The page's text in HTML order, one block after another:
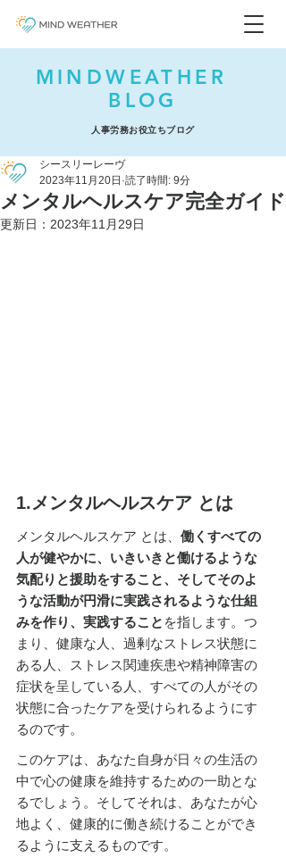
MINDWEATHER
BLOG
人事労務お役立ちブログ
メンタルヘルスケア完全ガイド
シースリーレーヴ
2023年11月20日 読了時間: 9分
更新日： 2023年11月29日
1.メンタルヘルスケア とは
メンタルヘルスケア とは、 働くすべての
人が健やかに、いきいきと働けるような
気配りと援助をすること、そしてそのよ
うな活動が円滑に実践されるような仕組
みを作り、実践すること を指します。つ
まり、健康な人、過剰なストレス状態に
ある人、ストレス関連疾患や精神障害の
症状を呈している人、すべての人がその
状態に合ったケアを受けられるようにす
るのです。
このケアは、あなた自身が日々の生活の
中で心の健康を維持するための一助とな
るでしょう。そしてそれは、あなたが心
地よく、健康的に働き続けることができ
るように支えるものです。